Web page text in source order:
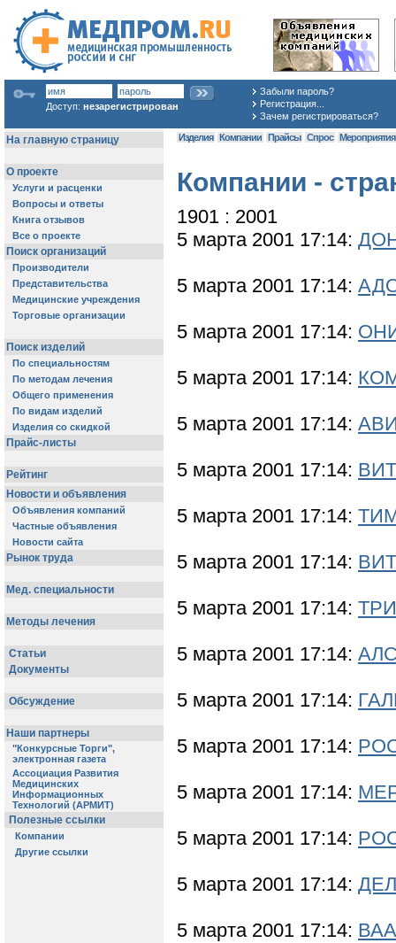
Доступ: незарегистрирован
Забыли пароль?
Регистрация...
Зачем регистрироваться?
Изделия Компании Прайсы Спрос Мероприятия
Компании -
1901 : 2001
5 марта 2001 17:14:
5 марта 2001 17:14:
5 марта 2001 17:14:
5 марта 2001 17:14:
5 марта 2001 17:14:
5 марта 2001 17:14:
5 марта 2001 17:14:
5 марта 2001 17:14:
5 марта 2001 17:14:
5 марта 2001 17:14:
5 марта 2001 17:14:
5 марта 2001 17:14:
5 марта 2001 17:14:
5 марта 2001 17:14:
5 марта 2001 17:14:
5 марта 2001 17:14: